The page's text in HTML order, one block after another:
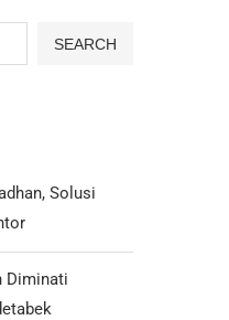
SEARCH
Solusi
Diminati